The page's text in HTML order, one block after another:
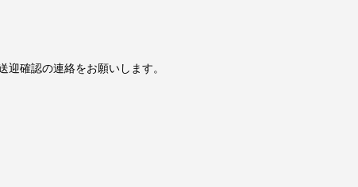
確認の連絡をお願いします。